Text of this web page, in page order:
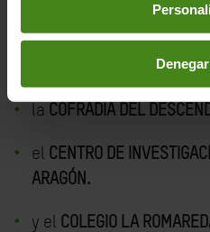
el COLEGIO EL SALVADOR
la COFRADÍA DEL
el CENTRO DE
ARAGÓN.
y el COLEGIO LA